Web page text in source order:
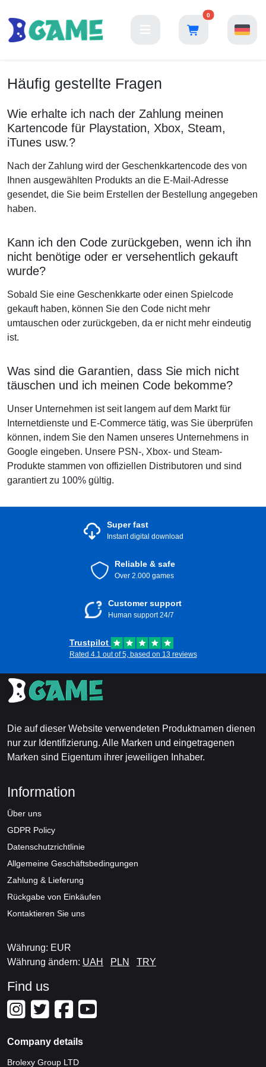
0
Häufig gestellte Fragen
Wie erhalte ich nach der Zahlung meinen
Kartencode für Playstation, Xbox, Steam,
iTunes usw.?
Nach der Zahlung wird der Geschenkkartencode des von
Ihnen ausgewählten Produkts an die E-Mail-Adresse
gesendet, die Sie beim Erstellen der Bestellung angegeben
haben.
Kann ich den Code zurückgeben, wenn ich ihn
nicht benötige oder er versehentlich gekauft
wurde?
Sobald Sie eine Geschenkkarte oder einen Spielcode
gekauft haben, können Sie den Code nicht mehr
umtauschen oder zurückgeben, da er nicht mehr eindeutig
ist.
Was sind die Garantien, dass Sie mich nicht
täuschen und ich meinen Code bekomme?
Unser Unternehmen ist seit langem auf dem Markt für
Internetdienste und E-Commerce tätig, was Sie überprüfen
können, indem Sie den Namen unseres Unternehmens in
Google eingeben. Unsere PSN-, Xbox- und Steam-
Produkte stammen von offiziellen Distributoren und sind
garantiert zu 100% gültig.
Super fast
Instant digital download
Reliable & safe
Over 2.000 games
Customer support
Human support 24/7
Trustpilot
Rated 4.1 out of 5, based on 13 reviews
Die auf dieser Website verwendeten Produktnamen dienen
nur zur Identifizierung. Alle Marken und eingetragenen
Marken sind Eigentum ihrer jeweiligen Inhaber.
Information
Über uns
GDPR Policy
Datenschutzrichtlinie
Allgemeine Geschäftsbedingungen
Zahlung & Lieferung
Rückgabe von Einkäufen
Kontaktieren Sie uns
Währung: EUR
Währung ändern: UAH PLN TRY
Find us
Company details
Brolexy Group LTD